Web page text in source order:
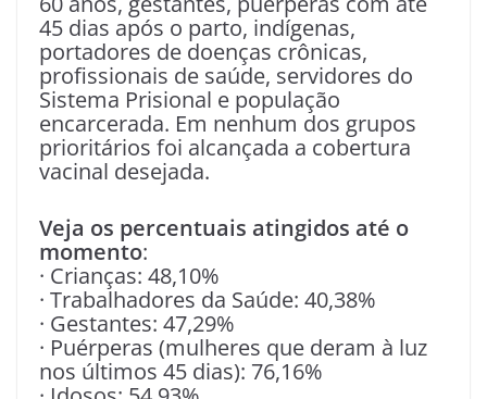
45 dias após o parto, indígenas,
portadores de doenças crônicas,
profissionais de saúde, servidores do
Sistema Prisional e população
encarcerada. Em nenhum dos grupos
prioritários foi alcançada a cobertura
vacinal desejada.
Veja os percentuais atingidos até o
momento:
· Crianças: 48,10%
· Trabalhadores da Saúde: 40,38%
· Gestantes: 47,29%
· Puérperas (mulheres que deram à luz
nos últimos 45 dias): 76,16%